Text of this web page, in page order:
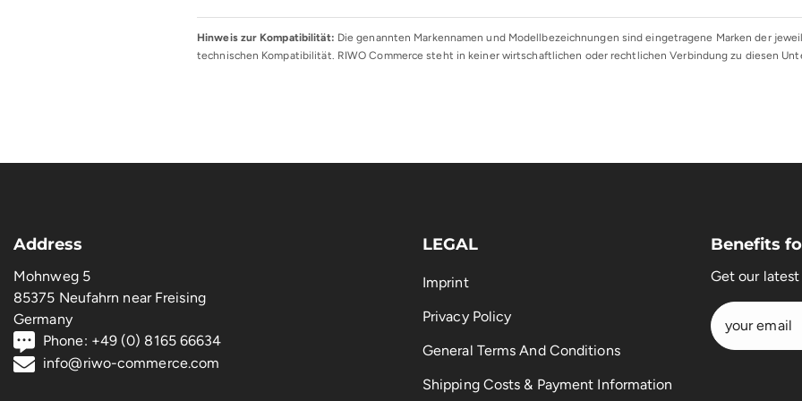
Hinweis zur Kompatibilität: Die genannten Markennamen und Modellbezeichnungen sind eingetragene Marken der
technischen Kompatibilität. RIWO Commerce steht in keiner wirtschaftlichen oder rechtlichen Verbindung zu diesen
Address
Mohnweg 5
85375 Neufahrn near Freising
Germany
Phone: +49 (0) 8165 66634
info@riwo-commerce.com
LEGAL
Imprint
Privacy Policy
General Terms And Conditions
Shipping Costs & Payment Information
Benefits
Get our